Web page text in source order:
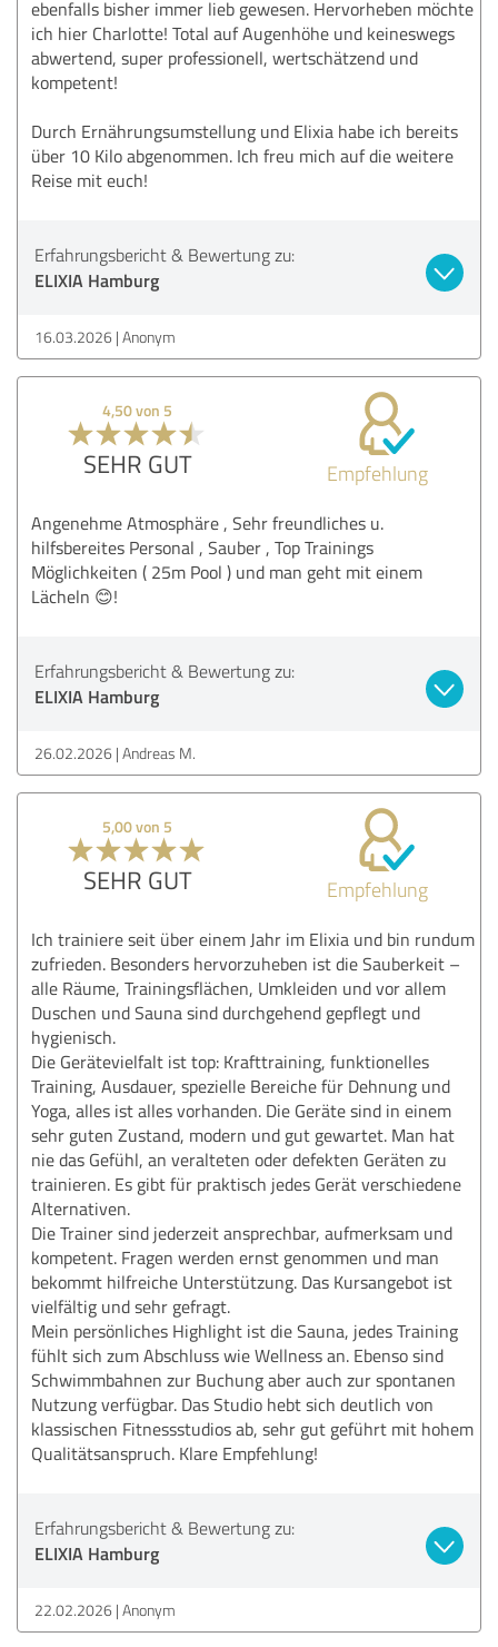
ebenfalls bisher immer lieb gewesen. Hervorheben möchte
ich hier Charlotte! Total auf Augenhöhe und keineswegs
abwertend, super professionell, wertschätzend und
kompetent!
Durch Ernährungsumstellung und Elixia habe ich bereits
über 10 Kilo abgenommen. Ich freu mich auf die weitere
Reise mit euch!
Erfahrungsbericht & Bewertung zu:
ELIXIA Hamburg
16.03.2026 Anonym
4,50 von 5
SEHR GUT Empfehlung
Angenehme Atmosphäre , Sehr freundliches u.
hilfsbereites Personal , Sauber , Top Trainings
Möglichkeiten ( 25m Pool ) und man geht mit einem
Lächeln 😊!
Erfahrungsbericht & Bewertung zu:
ELIXIA Hamburg
26.02.2026 Andreas M.
5,00 von 5
SEHR GUT Empfehlung
Ich trainiere seit über einem Jahr im Elixia und bin rundum
zufrieden. Besonders hervorzuheben ist die Sauberkeit –
alle Räume, Trainingsflächen, Umkleiden und vor allem
Duschen und Sauna sind durchgehend gepflegt und
hygienisch.
Die Gerätevielfalt ist top: Krafttraining, funktionelles
Training, Ausdauer, spezielle Bereiche für Dehnung und
Yoga, alles ist alles vorhanden. Die Geräte sind in einem
sehr guten Zustand, modern und gut gewartet. Man hat
nie das Gefühl, an veralteten oder defekten Geräten zu
trainieren. Es gibt für praktisch jedes Gerät verschiedene
Alternativen.
Die Trainer sind jederzeit ansprechbar, aufmerksam und
kompetent. Fragen werden ernst genommen und man
bekommt hilfreiche Unterstützung. Das Kursangebot ist
vielfältig und sehr gefragt.
Mein persönliches Highlight ist die Sauna, jedes Training
fühlt sich zum Abschluss wie Wellness an. Ebenso sind
Schwimmbahnen zur Buchung aber auch zur spontanen
Nutzung verfügbar. Das Studio hebt sich deutlich von
klassischen Fitnessstudios ab, sehr gut geführt mit hohem
Qualitätsanspruch. Klare Empfehlung!
Erfahrungsbericht & Bewertung zu:
ELIXIA Hamburg
22.02.2026 Anonym